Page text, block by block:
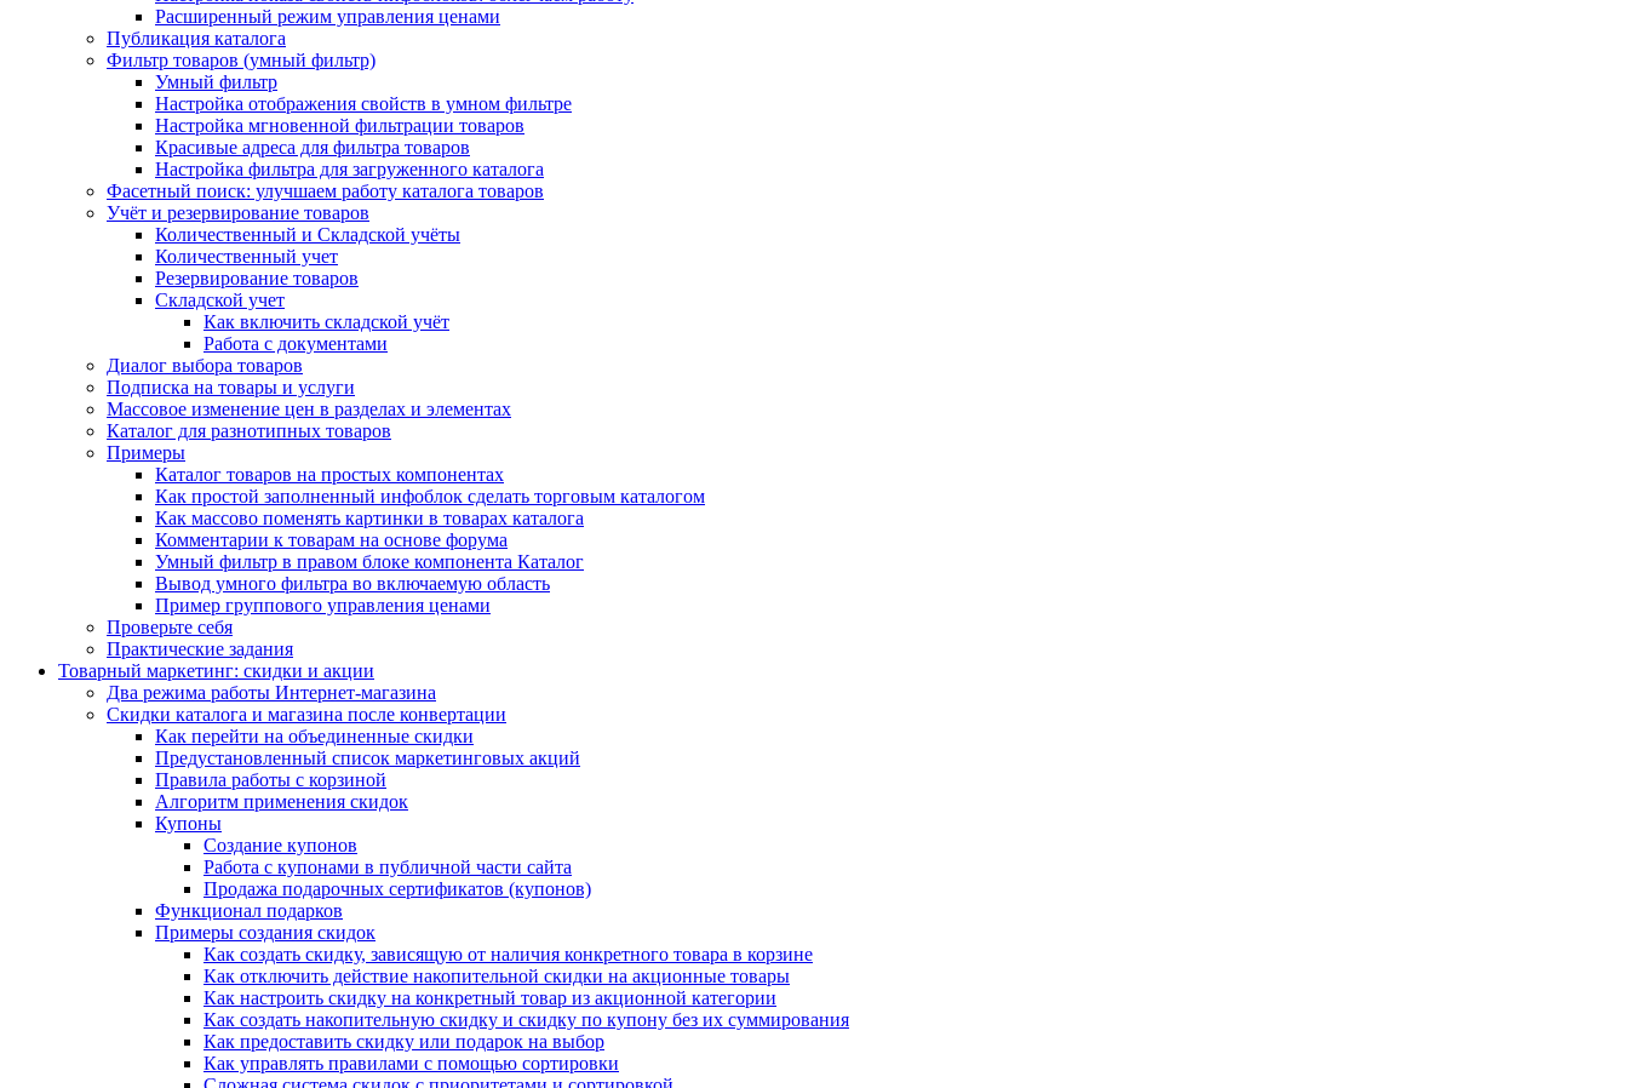
Расширенный режим управления ценами
Публикация каталога
Фильтр товаров (умный фильтр)
Умный фильтр
Настройка отображения свойств в умном фильтре
Настройка мгновенной фильтрации товаров
Красивые адреса для фильтра товаров
Настройка фильтра для загруженного каталога
Фасетный поиск: улучшаем работу каталога товаров
Учёт и резервирование товаров
Количественный и Складской учёты
Количественный учет
Резервирование товаров
Складской учет
Как включить складской учёт
Работа с документами
Диалог выбора товаров
Подписка на товары и услуги
Массовое изменение цен в разделах и элементах
Каталог для разнотипных товаров
Примеры
Каталог товаров на простых компонентах
Как простой заполненный инфоблок сделать торговым каталогом
Как массово поменять картинки в товарах каталога
Комментарии к товарам на основе форума
Умный фильтр в правом блоке компонента Каталог
Вывод умного фильтра во включаемую область
Пример группового управления ценами
Проверьте себя
Практические задания
Товарный маркетинг: скидки и акции
Два режима работы Интернет-магазина
Скидки каталога и магазина после конвертации
Как перейти на объединенные скидки
Предустановленный список маркетинговых акций
Правила работы с корзиной
Алгоритм применения скидок
Купоны
Создание купонов
Работа с купонами в публичной части сайта
Продажа подарочных сертификатов (купонов)
Функционал подарков
Примеры создания скидок
Как создать скидку, зависящую от наличия конкретного товара в корзине
Как отключить действие накопительной скидки на акционные товары
Как настроить скидку на конкретный товар из акционной категории
Как создать накопительную скидку и скидку по купону без их суммирования
Как предоставить скидку или подарок на выбор
Как управлять правилами с помощью сортировки